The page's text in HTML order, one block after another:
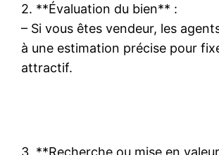
2. **Évaluation du bien** :
– Si vous êtes vendeur, les
à une estimation précise pour
attractif.
3. **Recherche ou mise en